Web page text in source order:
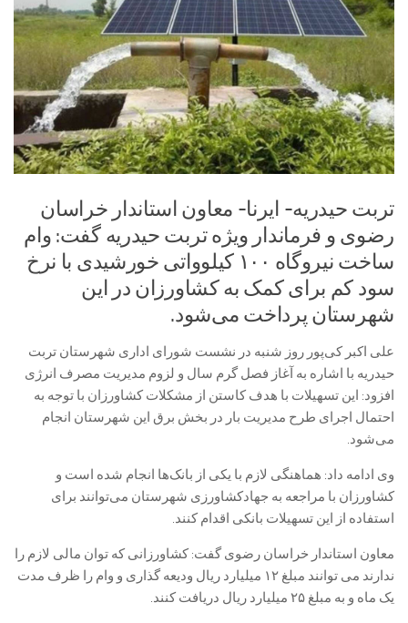
تربت حیدریه- ایرنا- معاون استاندار خراسان
رضوی و فرماندار ویژه تربت حیدریه گفت: وام
ساخت نیروگاه ۱۰۰ کیلوواتی خورشیدی با نرخ
سود کم برای کمک به کشاورزان در این
شهرستان پرداخت می‌شود.
علی اکبر کی‌پور روز شنبه در نشست شورای اداری شهرستان تربت
حیدریه با اشاره به آغاز فصل گرم سال و لزوم مدیریت مصرف انرژی
افزود: این تسهیلات با هدف کاستن از مشکلات کشاورزان با توجه به
احتمال اجرای طرح مدیریت بار در بخش برق این شهرستان انجام
می‌شود.
وی ادامه داد: هماهنگی لازم با یکی از بانک‌ها انجام شده است و
کشاورزان با مراجعه به جهادکشاورزی شهرستان می‌توانند برای
استفاده از این تسهیلات بانکی اقدام کنند.
معاون استاندار خراسان رضوی گفت: کشاورزانی که توان مالی لازم را
ندارند می توانند مبلغ ۱۲ میلیارد ریال ودیعه گذاری و وام را ظرف مدت
یک ماه و به مبلغ ۲۵ میلیارد ریال دریافت کنند.